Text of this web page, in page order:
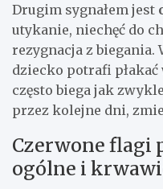
Drugim sygnałem jest
utykanie, niechęć do
rezygnacja z biegania.
dziecko potrafi płakać
często biega jak
przez kolejne dni,
Czerwone flagi
ogólne i